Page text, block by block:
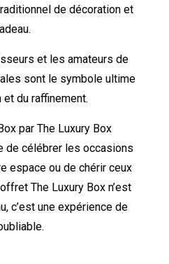
de décoration et
et les amateurs de
sont le symbole ultime
et du raffinement.
par The Luxury Box
de célébrer les occasions
espace ou de chérir ceux
The Luxury Box n’est
c’est une expérience de